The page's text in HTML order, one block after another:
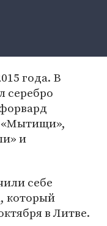
года. В
серебро
«Мытищи»,
и
себе
который
в Литве.